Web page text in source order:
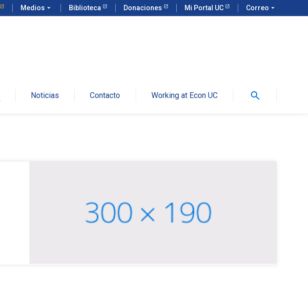
Medios arrow_drop_down Biblioteca Donaciones Mi Portal UC Correo arrow_drop_down
Noticias Contacto Working at Econ UC search